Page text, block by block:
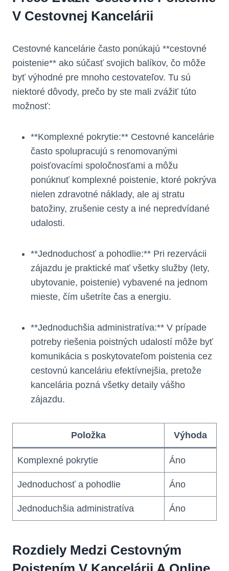
V Cestovnej Kancelárii
Cestovné kancelárie často ponúkajú **cestovné
poistenie** ako súčasť svojich balíkov, čo môže
byť výhodné pre mnoho cestovateľov. Tu sú
niektoré dôvody, prečo by ste mali zvážiť túto
možnosť:
**Komplexné pokrytie:** Cestovné kancelárie
často spolupracujú s renomovanými
poisťovacími spoločnosťami a môžu
ponúknuť komplexné poistenie, ktoré pokrýva
nielen zdravotné náklady, ale aj stratu
batožiny, zrušenie cesty a iné nepredvídané
udalosti.
**Jednoduchosť a pohodlie:** Pri rezervácii
zájazdu je praktické mať všetky služby (lety,
ubytovanie, poistenie) vybavené na jednom
mieste, čím ušetríte čas a energiu.
**Jednoduchšia administratíva:** V prípade
potreby riešenia poistných udalostí môže byť
komunikácia s poskytovateľom poistenia cez
cestovnú kanceláriu efektívnejšia, pretože
kancelária pozná všetky detaily vášho
zájazdu.
Položka Výhoda
Komplexné pokrytie Áno
Jednoduchosť a pohodlie Áno
Jednoduchšia administratíva Áno
Rozdiely Medzi Cestovným